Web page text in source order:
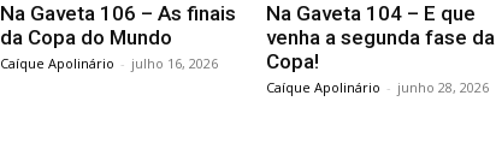
Na Gaveta 106 – As finais
da Copa do Mundo
Caíque Apolinário - julho 16, 2026
Na Gaveta 104 – E que
venha a segunda fase da
Copa!
Caíque Apolinário - junho 28, 2026